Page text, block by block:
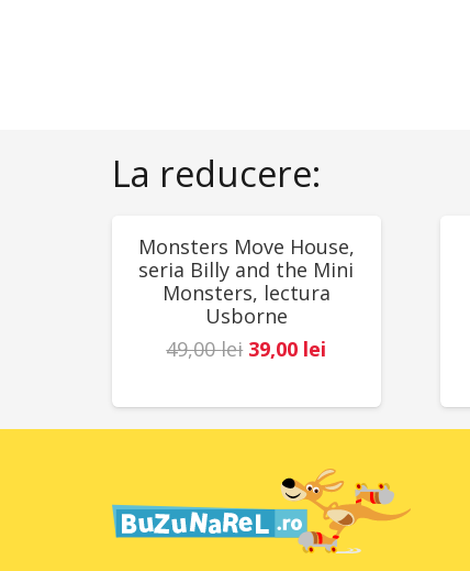
La reducere:
REDUCERI!
Monsters Move House,
seria Billy and the Mini
Monsters, lectura
Usborne
49,00lei Prețul
a
49,00 lei.
39,00 lei
este: